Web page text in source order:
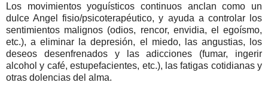
Los movimientos yoguísticos continuos anclan como un
dulce Angel fisio/psicoterapéutico, y ayuda a controlar los
sentimientos malignos (odios, rencor, envidia, el egoísmo,
etc.), a eliminar la depresión, el miedo, las angustias, los
deseos desenfrenados y las adicciones (fumar, ingerir
alcohol y café, estupefacientes, etc.), las fatigas cotidianas y
otras dolencias del alma.